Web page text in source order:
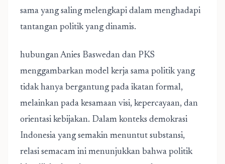
sama yang saling melengkapi dalam menghadapi
tantangan politik yang dinamis.
hubungan Anies Baswedan dan PKS
menggambarkan model kerja sama politik yang
tidak hanya bergantung pada ikatan formal,
melainkan pada kesamaan visi, kepercayaan, dan
orientasi kebijakan. Dalam konteks demokrasi
Indonesia yang semakin menuntut substansi,
relasi semacam ini menunjukkan bahwa politik